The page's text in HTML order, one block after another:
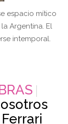
espacio mítico
Argentina. El
intemporal.